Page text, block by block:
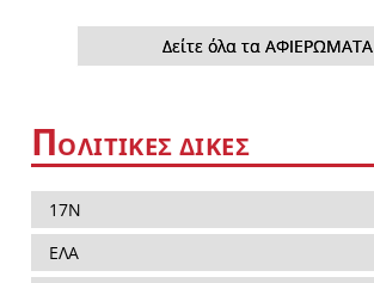
Δείτε όλα τα ΑΦΙΕΡΩΜΑΤΑ
ΠΟΛΙΤΙΚΕΣ ΔΙΚΕΣ
17Ν
ΕΛΑ